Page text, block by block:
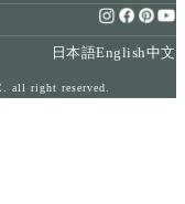
日本語English中文
all right reserved.